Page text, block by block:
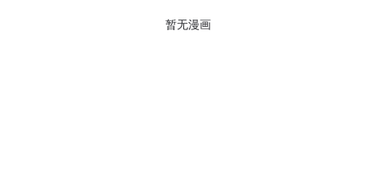
暂无漫画